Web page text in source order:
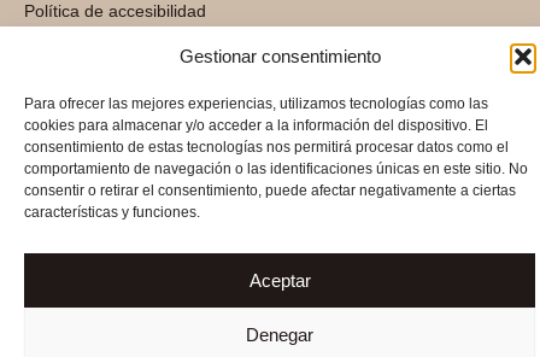
Gestionar consentimiento
Para ofrecer las mejores experiencias, utilizamos tecnologías como las
cookies para almacenar y/o acceder a la información del dispositivo. El
consentimiento de estas tecnologías nos permitirá procesar datos como el
comportamiento de navegación o las identificaciones únicas en este sitio. No
consentir o retirar el consentimiento, puede afectar negativamente a ciertas
características y funciones.
Aceptar
Denegar
Política de accesibilidad
Política de privacidad
Sitemap
FINANCIADO POR LA UNIÓN EUROPEA CON EL PROGRAMA
KIT DIGITAL POR LOS FONDOS NEXT GENERATION (EU)
DEL MECANISMO DE RECUPERACIÓN Y RESILENCIA